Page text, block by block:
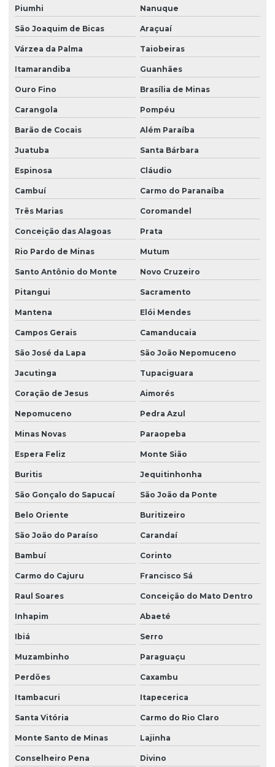
Piumhi Nanuque
São Joaquim de Bicas Araçuaí
Várzea da Palma Taiobeiras
Itamarandiba Guanhães
Ouro Fino Brasília de Minas
Carangola Pompéu
Barão de Cocais Além Paraíba
Juatuba Santa Bárbara
Espinosa Cláudio
Cambuí Carmo do Paranaíba
Três Marias Coromandel
Conceição das Alagoas Prata
Rio Pardo de Minas Mutum
Santo Antônio do Monte Novo Cruzeiro
Pitangui Sacramento
Mantena Elói Mendes
Campos Gerais Camanducaia
São José da Lapa São João Nepomuceno
Jacutinga Tupaciguara
Coração de Jesus Aimorés
Nepomuceno Pedra Azul
Minas Novas Paraopeba
Espera Feliz Monte Sião
Buritis Jequitinhonha
São Gonçalo do Sapucaí São João da Ponte
Belo Oriente Buritizeiro
São João do Paraíso Carandaí
Bambuí Corinto
Carmo do Cajuru Francisco Sá
Raul Soares Conceição do Mato Dentro
Inhapim Abaeté
Ibiá Serro
Muzambinho Paraguaçu
Perdões Caxambu
Itambacuri Itapecerica
Santa Vitória Carmo do Rio Claro
Monte Santo de Minas Lajinha
Conselheiro Pena Divino